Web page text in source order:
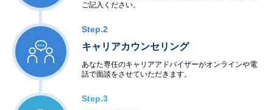
ご記入ください。
Step.2
キャリアカウンセリング
あなた専任のキャリアアドバイザーがオンラインや電
話で面談をさせていただきます。
Step.3